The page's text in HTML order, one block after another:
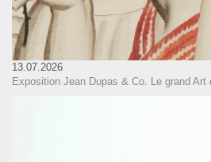
13.07.2026
Exposition Jean Dupas & Co. Le grand Art